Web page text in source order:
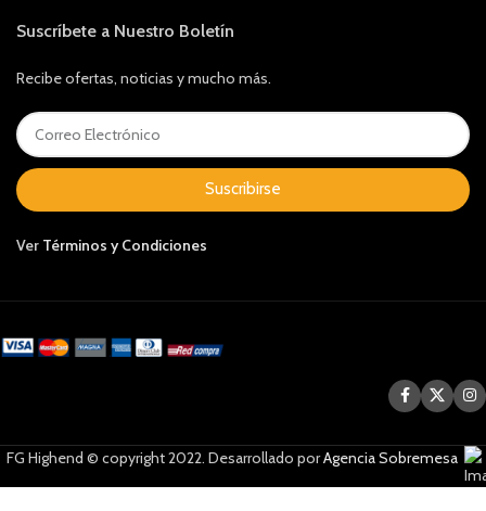
Suscríbete a Nuestro Boletín
Recibe ofertas, noticias y mucho más.
Suscribirse
Ver Términos y Condiciones
FG Highend © copyright 2022. Desarrollado porAgencia Sobremesa